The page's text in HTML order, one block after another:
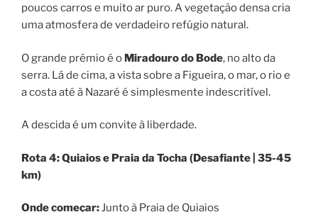
poucos carros e muito ar puro. A vegetação densa cria
uma atmosfera de verdadeiro refúgio natural.
O grande prémio é o Miradouro do Bode, no alto da
serra. Lá de cima, a vista sobre a Figueira, o mar, o rio e
a costa até à Nazaré é simplesmente indescritível.
A descida é um convite à liberdade.
Rota 4: Quiaios e Praia da Tocha (Desafiante | 35-45
km)
Onde começar:Junto à Praia de Quiaios